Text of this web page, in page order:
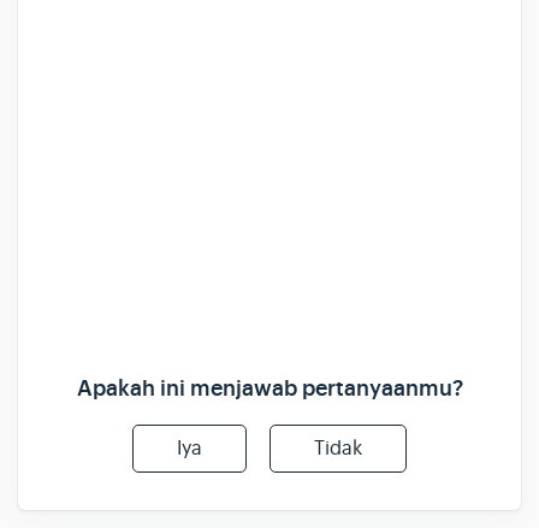
Apakah ini menjawab pertanyaanmu?
Iya Tidak